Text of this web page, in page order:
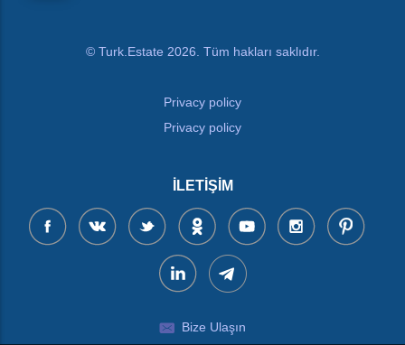
© Turk.Estate 2026. Tüm hakları saklıdır.
Privacy policy
Privacy policy
İLETIŞIM
Bize Ulaşın